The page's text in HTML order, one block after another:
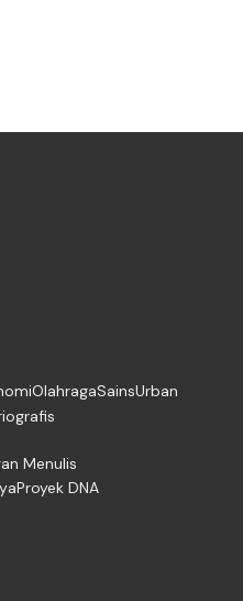
OlahragaSainsUrban
Menulis
Proyek DNA